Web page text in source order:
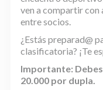
ven a compartir con
entre socios.
¿Estás preparad@
clasificatoria? ¡Te
Importante:
20.000 por dupla.